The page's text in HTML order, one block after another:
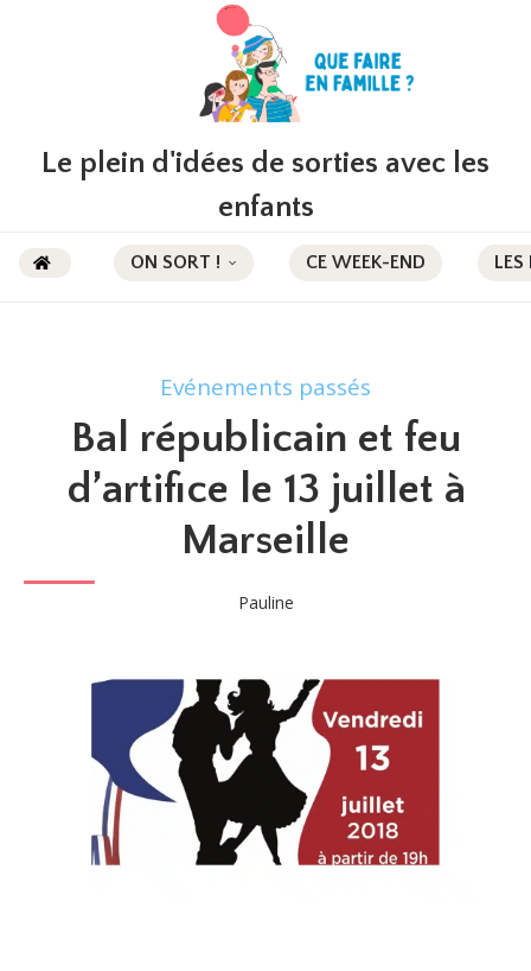
Le plein d'idées de sorties avec les
enfants
ON SORT ! CE WEEK-END LES
Evénements passés
Bal républicain et feu
d’artifice le 13 juillet à
Marseille
Pauline